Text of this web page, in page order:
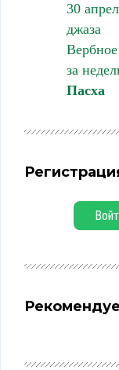
30
джаза
за
Пасха